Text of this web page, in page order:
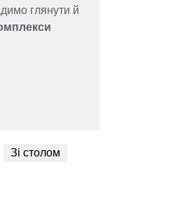
глянути й
Зі столом